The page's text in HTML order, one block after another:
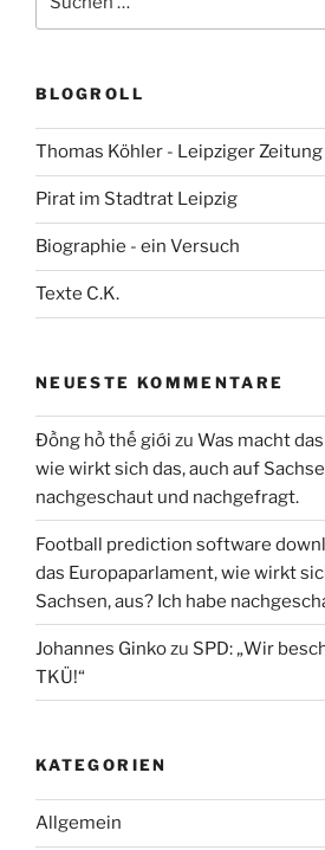
nach:
BLOGROLL
Thomas Köhler - Leipziger Zeitung
Pirat im Stadtrat Leipzig
Biographie - ein Versuch
Texte C.K.
NEUESTE KOMMENTARE
Đồng hồ thế giới zu Was macht
wie wirkt sich das, auch auf
nachgeschaut und nachgefragt.
Football prediction software
das Europaparlament, wie wirkt
Sachsen, aus? Ich habe
Johannes Ginkozu SPD: „Wir
TKÜ!“
KATEGORIEN
Allgemein